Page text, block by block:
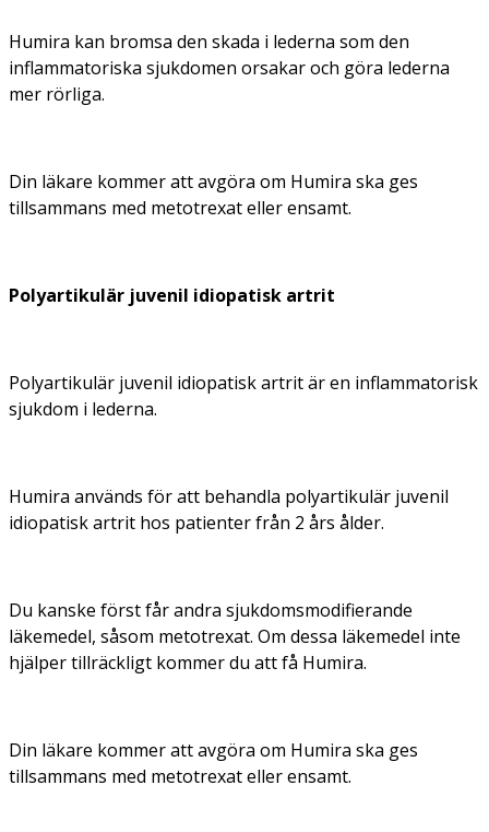
Humira kan bromsa den skada i lederna som den
inflammatoriska sjukdomen orsakar och göra lederna
mer rörliga.
Din läkare kommer att avgöra om Humira ska ges
tillsammans med metotrexat eller ensamt.
Polyartikulär juvenil idiopatisk artrit
Polyartikulär juvenil idiopatisk artrit är en inflammatorisk
sjukdom i lederna.
Humira används för att behandla polyartikulär juvenil
idiopatisk artrit hos patienter från 2 års ålder.
Du kanske först får andra sjukdomsmodifierande
läkemedel, såsom metotrexat. Om dessa läkemedel inte
hjälper tillräckligt kommer du att få Humira.
Din läkare kommer att avgöra om Humira ska ges
tillsammans med metotrexat eller ensamt.